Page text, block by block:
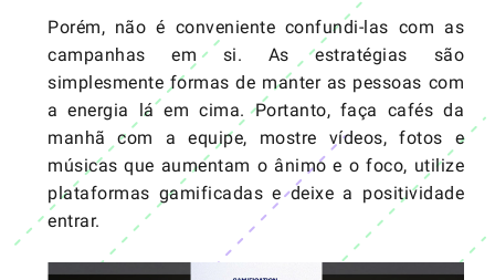
Porém, não é conveniente confundi-las com as
campanhas em si. As estratégias são
simplesmente formas de manter as pessoas com
a energia lá em cima. Portanto, faça cafés da
manhã com a equipe, mostre vídeos, fotos e
músicas que aumentam o ânimo e o foco, utilize
plataformas gamificadas e deixe a positividade
entrar.